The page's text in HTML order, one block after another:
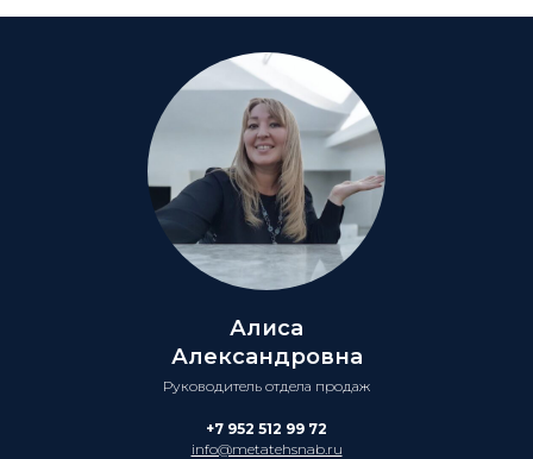
Алиса
Александровна
Руководитель отдела продаж
+7 952 512 99 72
info@metatehsnab.ru